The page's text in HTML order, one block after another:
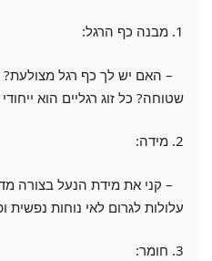
1. מבנה כף הרגל:
– האם יש לך כף רגל
שטוחה? כל זוג רגליים הוא
2. מידה:
– קני את מידת הנעל בצורה
עלולות לגרום לאי נוחות נפשית
3. חומר: